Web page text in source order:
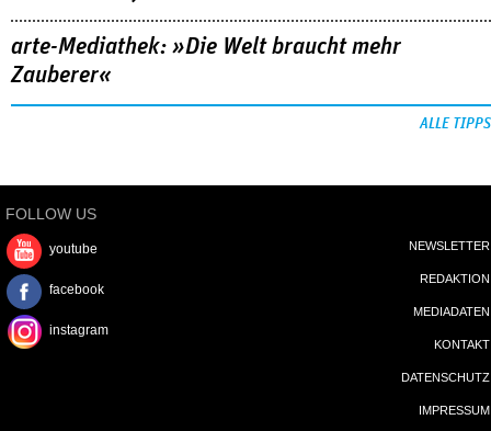
arte-Mediathek: »Die Welt braucht mehr
Zauberer«
ALLE TIPPS
FOLLOW US
youtube
facebook
instagram
NEWSLETTER
REDAKTION
MEDIADATEN
KONTAKT
DATENSCHUTZ
IMPRESSUM